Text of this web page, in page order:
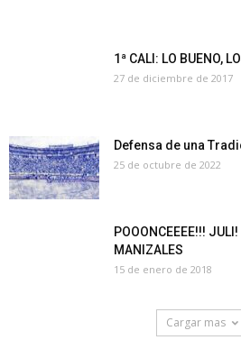
1ª CALI: LO BUENO,
27 de diciembre de 2017
Defensa de una
25 de octubre de 2022
POOONCEEEE!!!
MANIZALES
15 de enero de 2018
Cargar mas